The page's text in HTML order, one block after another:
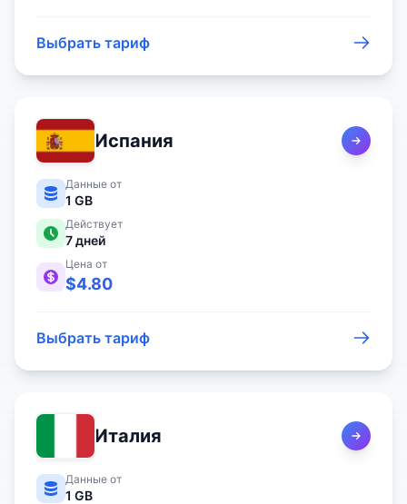
Выбрать тариф
Испания
Данные от
1 GB
Действует
7дней
Цена от
$4.80
Выбрать тариф
Италия
Данные от
1 GB